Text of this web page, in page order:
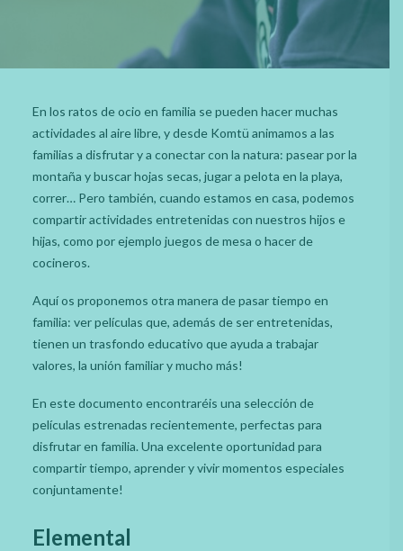
En los ratos de ocio en familia se pueden hacer muchas
actividades al aire libre, y desde Komtü animamos a las
familias a disfrutar y a conectar con la natura: pasear por la
montaña y buscar hojas secas, jugar a pelota en la playa,
correr… Pero también, cuando estamos en casa, podemos
compartir actividades entretenidas con nuestros hijos e
hijas, como por ejemplo juegos de mesa o hacer de
cocineros.
Aquí os proponemos otra manera de pasar tiempo en
familia: ver películas que, además de ser entretenidas,
tienen un trasfondo educativo que ayuda a trabajar
valores, la unión familiar y mucho más!
En este documento encontraréis una selección de
películas estrenadas recientemente, perfectas para
disfrutar en familia. Una excelente oportunidad para
compartir tiempo, aprender y vivir momentos especiales
conjuntamente!
Elemental